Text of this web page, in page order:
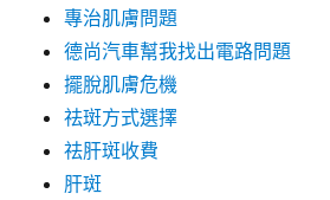
專治肌膚問題
德尚汽車幫我找出電路問題
擺脫肌膚危機
祛斑方式選擇
祛肝斑收費
肝斑